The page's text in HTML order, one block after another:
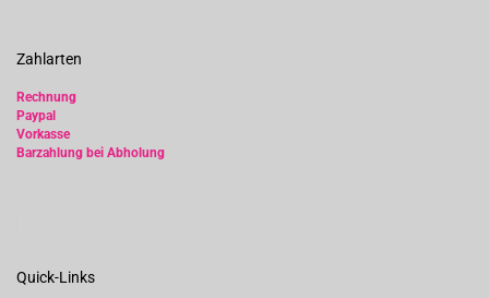
Zahlarten
Rechnung
Paypal
Vorkasse
Barzahlung bei Abholung
Quick-Links